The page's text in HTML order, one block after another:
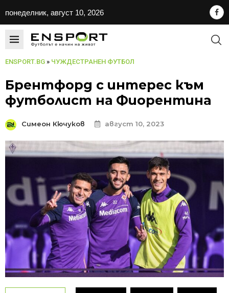
понеделник, август 10, 2026
ENSPORT.BG » ЧУЖДЕСТРАНЕН ФУТБОЛ
Брентфорд с интерес към
футболист на Фиорентина
Симеон Кючуков август 10, 2023